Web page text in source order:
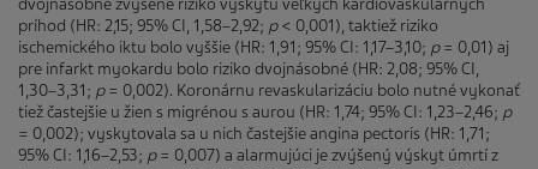
príhod (HR: 2,15; 95% CI, 1,58–2,92; p< 0,001), taktiež riziko
ischemického iktu bolo vyššie (HR: 1,91; 95% CI: 1,17–3,10; p= 0,01) aj
pre infarkt myokardu bolo riziko dvojnásobné (HR: 2,08; 95% CI,
1,30–3,31; p= 0,002). Koronárnu revaskularizáciu bolo nutné vykonať
tiež častejšie u žien s migrénou s aurou (HR: 1,74; 95% CI: 1,23–2,46; p
= 0,002); vyskytovala sa u nich častejšie angina pectoris (HR: 1,71;
95% CI: 1,16–2,53; p= 0,007) a alarmujúci je zvýšený výskyt úmrtí z